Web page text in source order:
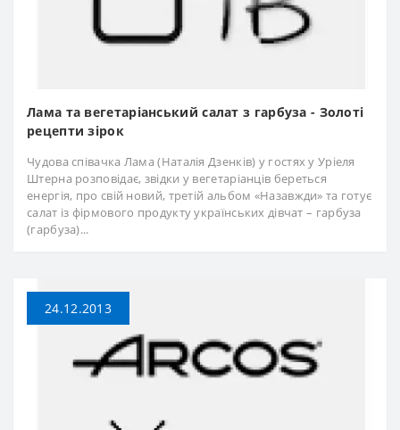
Лама та вегетаріанський салат з гарбуза - Золоті
рецепти зірок
Чудова співачка Лама (Наталія Дзенків) у гостях у Уріеля
Штерна розповідає, звідки у вегетаріанців береться
енергія, про свій новий, третій альбом «Назавжди» та готує
салат із фірмового продукту українських дівчат – гарбуза
(гарбуза)...
24.12.2013